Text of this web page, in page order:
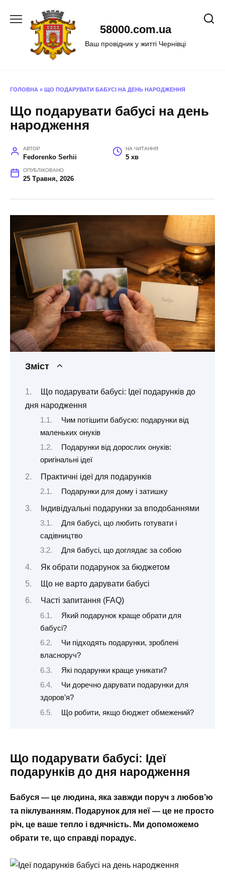
58000.com.ua
Ваш провідник у житті Чернівці
ГОЛОВНА » ЩО ПОДАРУВАТИ БАБУСІ НА ДЕНЬ НАРОДЖЕННЯ
Що подарувати бабусі на день
народження
АВТОР
Fedorenko Serhii
НА ЧИТАННЯ
5 хв
ОПУБЛІКОВАНО
25 Травня, 2026
Зміст
Що подарувати бабусі: Ідеї подарунків до
дня народження
Чим потішити бабусю: подарунки від
маленьких онуків
Подарунки від дорослих онуків:
оригінальні ідеї
Практичні ідеї для подарунків
Подарунки для дому і затишку
Індивідуальні подарунки за вподобаннями
Для бабусі, що любить готувати і
садівництво
Для бабусі, що доглядає за собою
Як обрати подарунок за бюджетом
Що не варто дарувати бабусі
Часті запитання (FAQ)
Який подарунок краще обрати для
бабусі?
Чи підходять подарунки, зроблені
власноруч?
Які подарунки краще уникати?
Чи доречно дарувати подарунки для
здоров’я?
Що робити, якщо бюджет обмежений?
Що подарувати бабусі: Ідеї
подарунків до дня народження
Бабуся — це людина, яка завжди поруч з любов’ю
та піклуванням. Подарунок для неї — це не просто
річ, це ваше тепло і вдячність. Ми допоможемо
обрати те, що справді порадує.